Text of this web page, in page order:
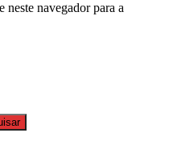
neste navegador para a